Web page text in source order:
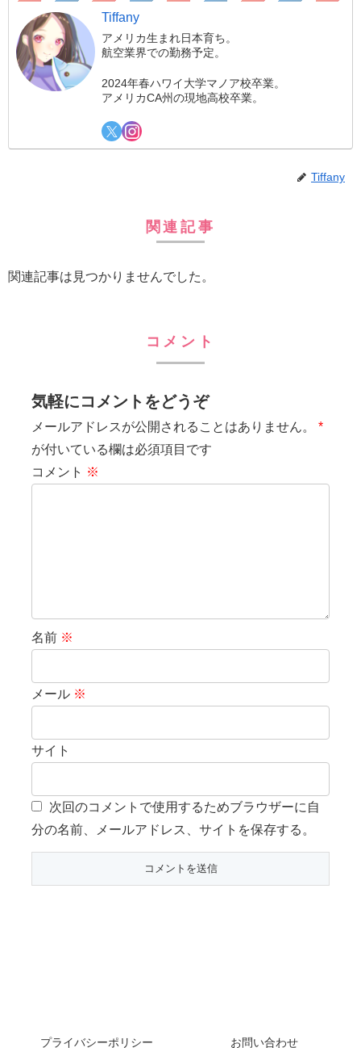
Tiffany
アメリカ生まれ日本育ち。
航空業界での勤務予定。
2024年春ハワイ大学マノア校卒業。
アメリカCA州の現地高校卒業。
Tiffany
関連記事
関連記事は見つかりませんでした。
コメント
気軽にコメントをどうぞ
メールアドレスが公開されることはありません。
*
が付いている欄は必須項目です
コメント ※
名前 ※
メール ※
サイト
次回のコメントで使用するためブラウザーに自
分の名前、メールアドレス、サイトを保存する。
プライバシーポリシー お問い合わせ